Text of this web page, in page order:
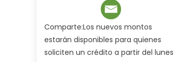
Comparte:Los nuevos montos
estarán disponibles para quienes
soliciten un crédito a partir del lunes